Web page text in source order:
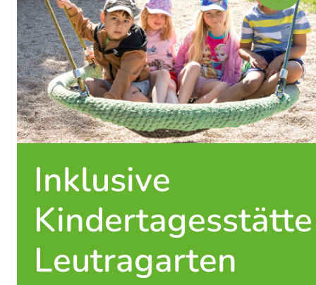
Inklusive
Kindertagesstätte
Leutragarten